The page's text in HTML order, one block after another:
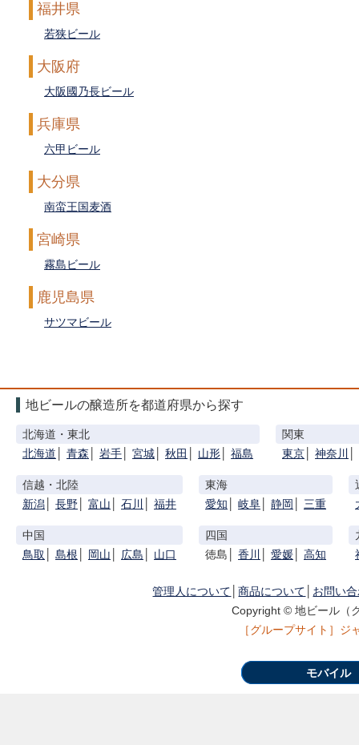
福井県
若狭ビール
大阪府
大阪國乃長ビール
兵庫県
六甲ビール
大分県
南蛮王国麦酒
宮崎県
霧島ビール
鹿児島県
サツマビール
地ビールの醸造所を都道府県から探す
北海道・東北
北海道
青森 岩手 宮城 秋田 山形 福島
関東
東京
神奈川
信越・北陸
新潟
長野 富山 石川 福井
東海
愛知
岐阜 静岡 三重
中国
鳥取
島根 岡山 広島 山口
四国
徳島│
香川 愛媛 高知
管理人について │商品について
お問い
Copyright © 地ビール（
［グループサイト］ ジ
モバイル